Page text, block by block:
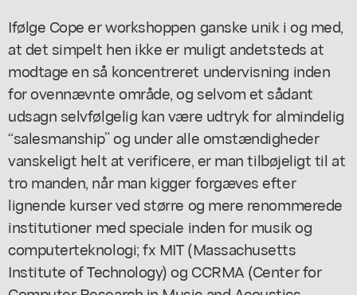
Ifølge Cope er workshoppen ganske unik i og med,
at det simpelt hen ikke er muligt andetsteds at
modtage en så koncentreret undervisning inden
for ovennævnte område, og selvom et sådant
udsagn selvfølgelig kan være udtryk for almindelig
“salesmanship” og under alle omstændigheder
vanskeligt helt at verificere, er man tilbøjeligt til at
tro manden, når man kigger forgæves efter
lignende kurser ved større og mere renommerede
institutioner med speciale inden for musik og
computerteknologi; fx MIT (Massachusetts
Institute of Technology) og CCRMA (Center for